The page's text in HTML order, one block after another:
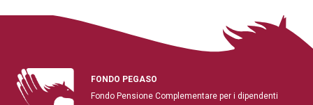
FONDO PEGASO
Fondo Pensione Complementare per i dipendenti